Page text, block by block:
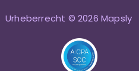
Urheberrecht © 2026 Mapsly